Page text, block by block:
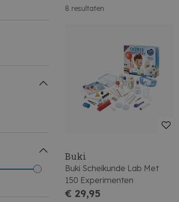
8 resultaten
Buki
Buki Scheikunde Lab Met
150 Experimenten
€ 29,95